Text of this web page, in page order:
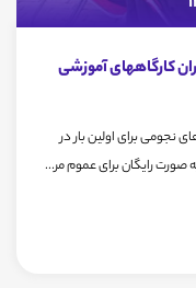
کارگاههای آموزشی
نجومی برای اولین بار در
رایگان برای عموم مر...